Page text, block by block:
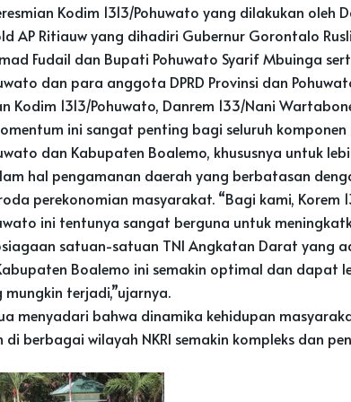
Kodim 1313/Pohuwato yang dilakukan oleh
AP Ritiauw yang dihadiri Gubernur Gorontalo
Fudail dan Bupati Pohuwato Syarif Mbuinga
dan para anggota DPRD Provinsi dan
Kodim 1313/Pohuwato, Danrem 133/Nani
ini sangat penting bagi seluruh
dan Kabupaten Boalemo, khususnya untuk
hal pengamanan daerah yang berbatasan
perekonomian masyarakat. “Bagi kami, Korem
ini tentunya sangat berguna untuk
satuan-satuan TNI Angkatan Darat yang
Boalemo ini semakin optimal dan dapat
terjadi,”ujarnya.
menyadari bahwa dinamika kehidupan
berbagai wilayah NKRI semakin kompleks dan